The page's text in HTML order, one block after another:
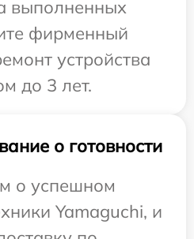
выполненных
фирменный
устройства
до 3 лет.
о готовности
о успешном
Yamaguchi, и